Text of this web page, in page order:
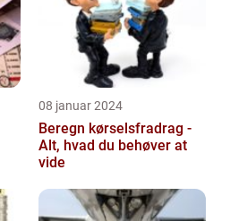
08 januar 2024
Beregn kørselsfradrag -
Alt, hvad du behøver at
vide